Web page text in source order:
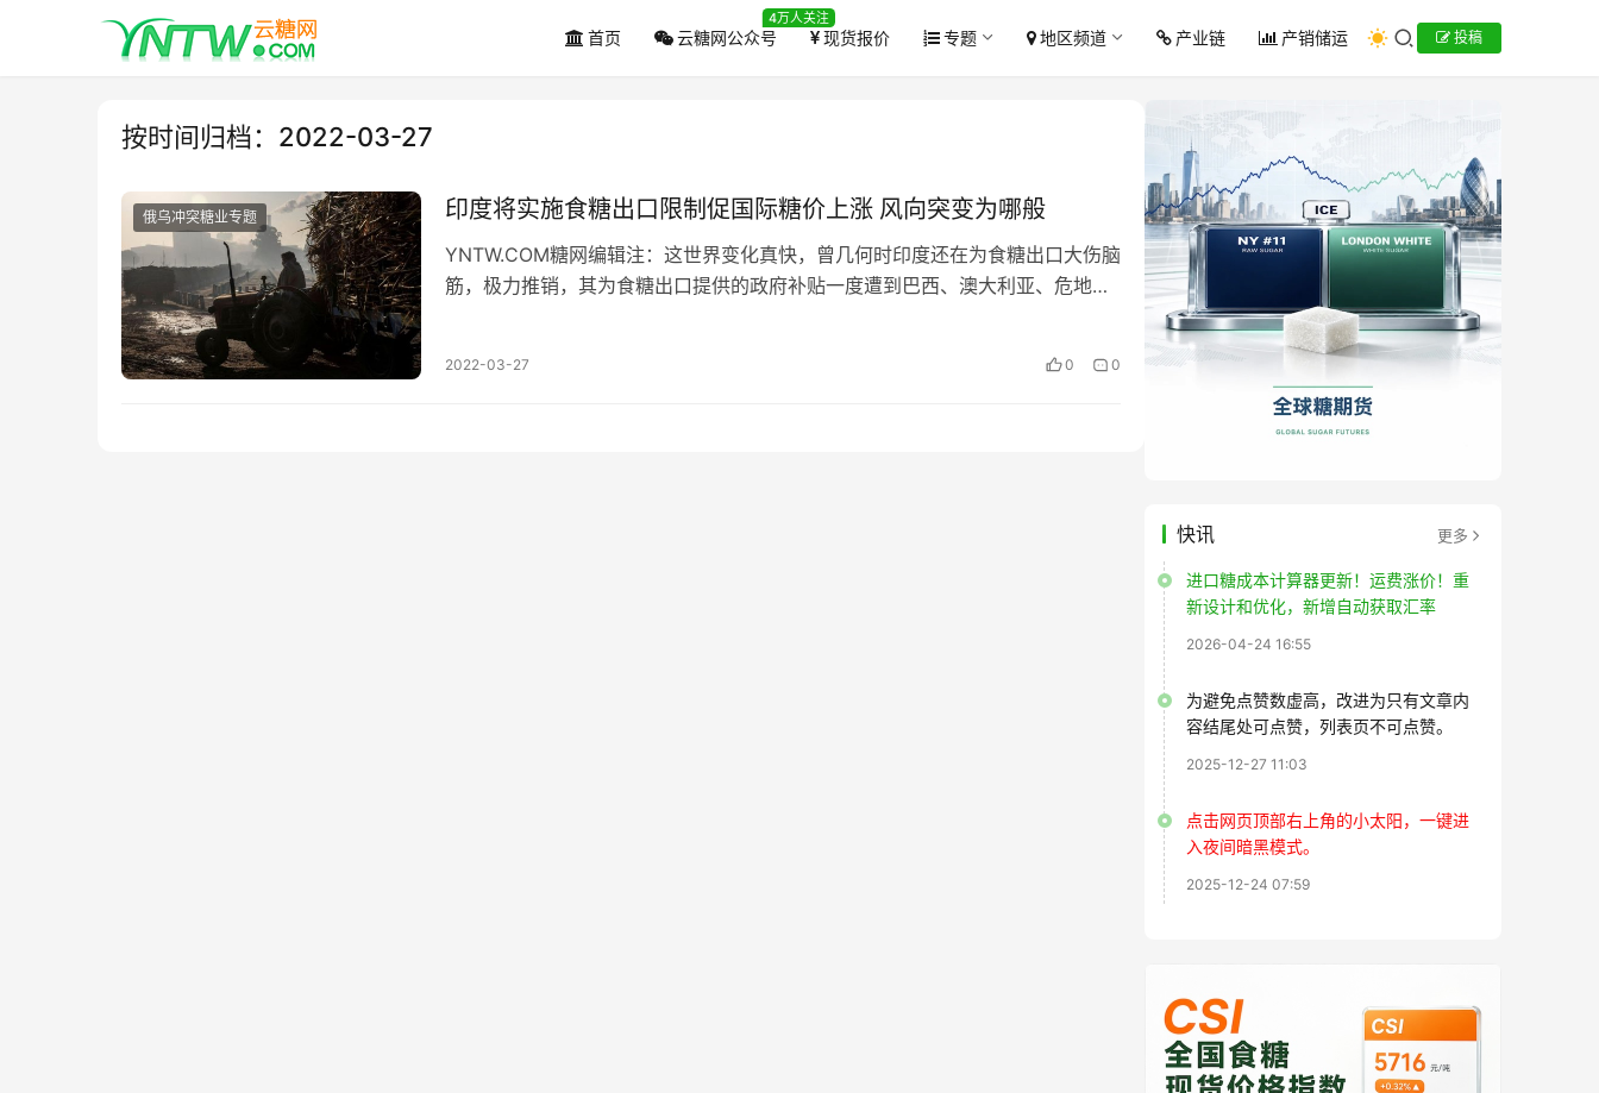
首页 云糖网公众号
4万人关注
现货报价 专题 地区频道 产业链 产销储运 投稿
按时间归档：2022-03-27
俄乌冲突糖业专题 印度将实施食糖出口限制促国际糖价上涨 风向突变为哪般
YNTW.COM糖网编辑注：这世界变化真快，曾几何时印度还在为食糖出口大伤脑
筋，极力推销，其为食糖出口提供的政府补贴一度遭到巴西、澳大利亚、危地马
2022-03-27 0 0
快讯 更多
进口糖成本计算器更新！运费涨价！重
新设计和优化，新增自动获取汇率
2026-04-24 16:55
为避免点赞数虚高，改进为只有文章内
容结尾处可点赞，列表页不可点赞。
2025-12-27 11:03
点击网页顶部右上角的小太阳，一键进
入夜间暗黑模式。
2025-12-24 07:59